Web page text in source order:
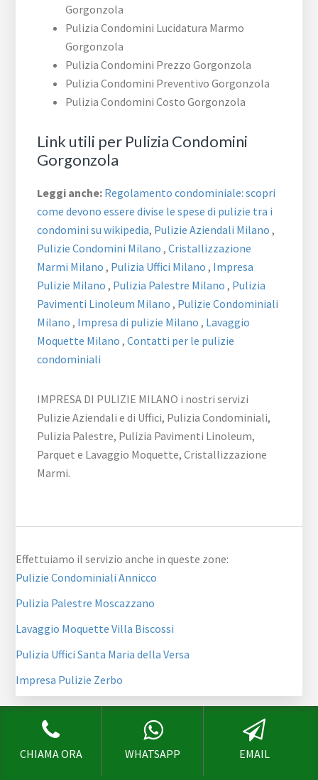
Gorgonzola
Pulizia Condomini Lucidatura Marmo
Gorgonzola
Pulizia Condomini Prezzo Gorgonzola
Pulizia Condomini Preventivo Gorgonzola
Pulizia Condomini Costo Gorgonzola
Link utili per Pulizia Condomini
Gorgonzola
Leggi anche: Regolamento condominiale: scopri
come devono essere divise le spese di pulizie tra i
condomini su wikipedia, Pulizie Aziendali Milano,
Pulizie Condomini Milano,Cristallizzazione
Marmi Milano, Pulizia Uffici Milano, Impresa
Pulizie Milano, Pulizia Palestre Milano, Pulizia
Pavimenti Linoleum Milano, Pulizie Condominiali
Milano, Impresa di pulizie Milano, Lavaggio
Moquette Milano,Contatti per le pulizie
condominiali
IMPRESA DI PULIZIE MILANO i nostri servizi
Pulizie Aziendali e di Uffici, Pulizia Condominiali,
Pulizia Palestre, Pulizia Pavimenti Linoleum,
Parquet e Lavaggio Moquette, Cristallizzazione
Marmi.
Effettuiamo il servizio anche in queste zone:
Pulizie Condominiali Annicco
Pulizia Palestre Moscazzano
Lavaggio Moquette Villa Biscossi
Pulizia Uffici Santa Maria della Versa
Impresa Pulizie Zerbo
Footer
CHI SIAMO
CHIAMA ORA WHATSAPP EMAIL